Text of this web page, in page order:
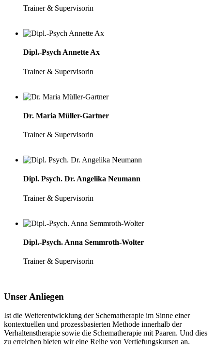
Trainer & Supervisorin
Dipl.-Psych Annette Ax
Trainer & Supervisorin
Dr. Maria Müller-Gartner
Trainer & Supervisorin
Dipl. Psych. Dr. Angelika Neumann
Trainer & Supervisorin
Dipl.-Psych. Anna Semmroth-Wolter
Trainer & Supervisorin
Unser Anliegen
Ist die Weiterentwicklung der Schematherapie im Sinne einer
kontextuellen und prozessbasierten Methode innerhalb der
Verhaltenstherapie sowie die Schematherapie mit Paaren. Und dies
zu erreichen bieten wir eine Reihe von Vertiefungskursen an.